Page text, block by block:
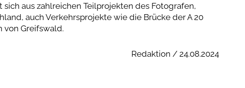
aus zahlreichen Teilprojekten des Fotografen,
auch Verkehrsprojekte wie die Brücke der A 20
von Greifswald.
Redaktion / 24.08.2024